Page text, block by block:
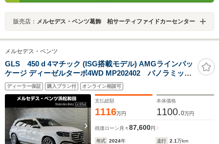
販売店： メルセデス・ベンツ葛飾 柏サーティファイドカーセンター
メルセデス・ベンツ
GLS 450 d 4マチック (ISG搭載モデル) AMGラインパッ
ケージ ディーゼルターボ4WD MP202402 パノラミック
S/R ブルメスタサウンド ヘッドアップディスプレイ
メモリー付パワーシート&ヒーター&ベンチレーター ワ
イヤレスチャージ パワーゲート/フットオープナー 前
後ドラレコ360 Fタイヤ2本交換済み
ディーラー保証 購入プラン付 オンライン相談可
支払総額
1116万円
本体価格
1100.0万円
残価ローン 月々87,600円
年式 2024年 走行 2.1万km